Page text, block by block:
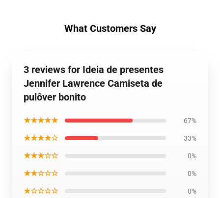
What Customers Say
3 reviews for Ideia de presentes
Jennifer Lawrence Camiseta de
pulôver bonito
★★★★★ 67%
★★★★☆ 33%
★★★☆☆ 0%
★★☆☆☆ 0%
★☆☆☆☆ 0%